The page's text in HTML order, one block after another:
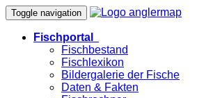
Toggle navigation
Fischportal
Fischbestand
Fischlexikon
Bildergalerie der Fische
Daten & Fakten